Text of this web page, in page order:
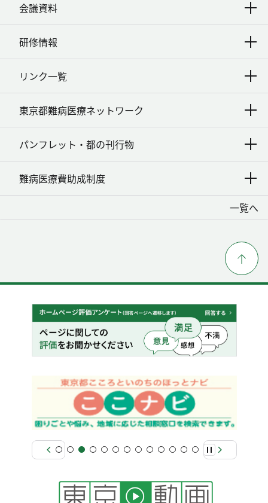
会議資料
研修情報
リンク一覧
東京都難病医療ネットワーク
パンフレット・都の刊行物
難病医療費助成制度
一覧へ